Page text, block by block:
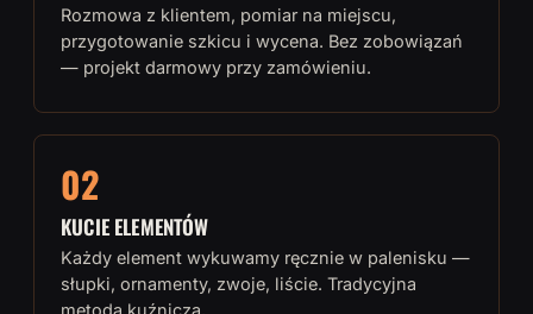
Rozmowa z klientem, pomiar na miejscu,
przygotowanie szkicu i wycena. Bez zobowiązań
— projekt darmowy przy zamówieniu.
02
KUCIE ELEMENTÓW
Każdy element wykuwamy ręcznie w palenisku —
słupki, ornamenty, zwoje, liście. Tradycyjna
metoda kuźnicza.